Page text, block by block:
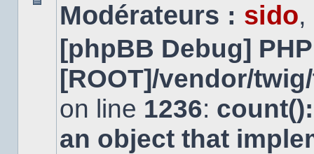
Aucun
message
non
Modérateurs : sido,
[phpBB Debug]
[ROOT]/vendor/
on line 1236:
an object that